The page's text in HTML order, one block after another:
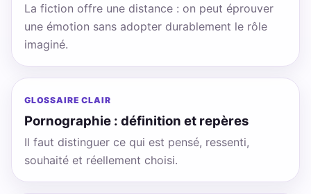
La fiction offre une distance : on peut éprouver
une émotion sans adopter durablement le rôle
imaginé.
GLOSSAIRE CLAIR
Pornographie : définition et repères
Il faut distinguer ce qui est pensé, ressenti,
souhaité et réellement choisi.